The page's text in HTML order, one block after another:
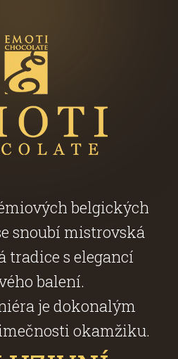
belgických
snoubí mistrovská
tradice s elegancí
balení.
je dokonalým
okamžiku.